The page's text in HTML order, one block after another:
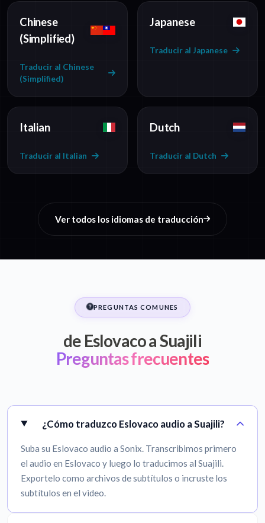
Chinese
(Simplified)
Traducir al Chinese
(Simplified)
Japanese
Traducir al Japanese
Italian
Traducir al Italian
Dutch
Traducir al Dutch
Ver todos los idiomas de traducción
PREGUNTAS COMUNES
de Eslovaco a Suajili
Preguntas frecuentes
¿Cómo traduzco Eslovaco audio a Suajili?
Suba su Eslovaco audio a Sonix. Transcribimos primero
el audio en Eslovaco y luego lo traducimos al Suajili.
Exportelo como archivos de subtítulos o incruste los
subtítulos en el video.